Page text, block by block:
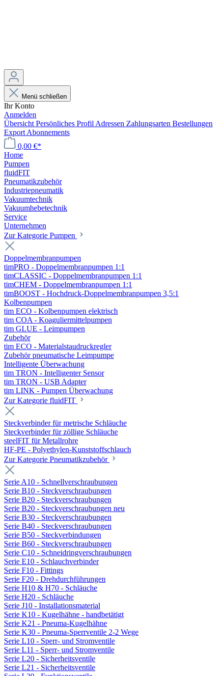
Menü schließen
Ihr Konto
Anmelden
Übersicht Persönliches Profil Adressen Zahlungsarten Bestellungen
Export Abonnements
0,00 €*
Home
Pumpen
fluidFIT
Pneumatikzubehör
Industriepneumatik
Vakuumtechnik
Vakuumhebetechnik
Service
Unternehmen
Zur Kategorie Pumpen
Doppelmembranpumpen
timPRO - Doppelmembranpumpen 1:1
timCLASSIC - Doppelmembranpumpen 1:1
timCHEM - Doppelmembranpumpen 1:1
timBOOST - Hochdruck-Doppelmembranpumpen 3,5:1
Kolbenpumpen
tim ECO - Kolbenpumpen elektrisch
tim COA - Koaguliermittelpumpen
tim GLUE - Leimpumpen
Zubehör
tim ECO - Materialstaudruckregler
Zubehör pneumatische Leimpumpe
Intelligente Überwachung
tim TRON - Intelligenter Sensor
tim TRON - USB Adapter
tim LINK - Pumpen Überwachung
Zur Kategorie fluidFIT
Steckverbinder für metrische Schläuche
Steckverbinder für zöllige Schläuche
steelFIT für Metallrohre
HF-PE - Polyethylen-Kunststoffschlauch
Zur Kategorie Pneumatikzubehör
Serie A10 - Schnellverschraubungen
Serie B10 - Steckverschraubungen
Serie B20 - Steckverschraubungen
Serie B20 - Steckverschraubungen neu
Serie B30 - Steckverschraubungen
Serie B40 - Steckverschraubungen
Serie B50 - Steckverbindungen
Serie B60 - Steckverschraubungen
Serie C10 - Schneidringverschraubungen
Serie E10 - Schlauchverbinder
Serie F10 - Fittings
Serie F20 - Drehdurchführungen
Serie H10 & H70 - Schläuche
Serie H20 - Schläuche
Serie J10 - Installationsmaterial
Serie K10 - Kugelhähne - handbetätigt
Serie K21 - Pneuma-Kugelhähne
Serie K30 - Pneuma-Sperrventile 2-2 Wege
Serie L10 - Sperr- und Stromventile
Serie L11 - Sperr- und Stromventile
Serie L20 - Sicherheitsventile
Serie L21 - Sicherheitsventile